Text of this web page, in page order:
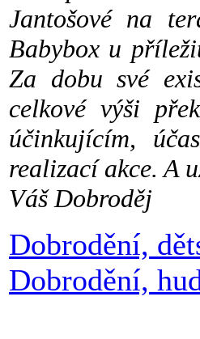
Jantošové na
Babybox u
Za dobu své
celkové výši
účinkujícím,
realizací akce. A
Váš Dobroděj
Dobrodění,
Dobrodění,